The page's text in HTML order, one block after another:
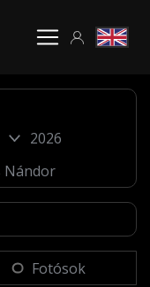
Fotósok